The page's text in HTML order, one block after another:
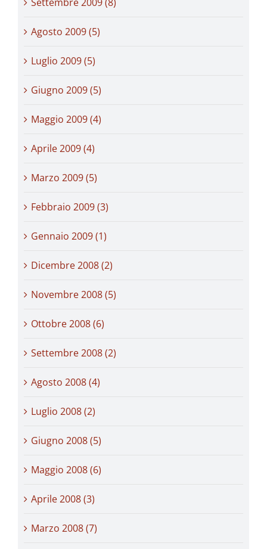
Agosto 2009 (5)
Luglio 2009 (5)
Giugno 2009 (5)
Maggio 2009 (4)
Aprile 2009 (4)
Marzo 2009 (5)
Febbraio 2009 (3)
Gennaio 2009 (1)
Dicembre 2008 (2)
Novembre 2008 (5)
Ottobre 2008 (6)
Settembre 2008 (2)
Agosto 2008 (4)
Luglio 2008 (2)
Giugno 2008 (5)
Maggio 2008 (6)
Aprile 2008 (3)
Marzo 2008 (7)